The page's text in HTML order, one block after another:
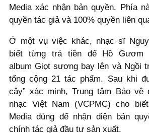
Media xác nhận bản quyền. Phía
quyền tác giả và 100% quyền liên
Ở một vụ việc khác, nhạc sĩ
biết từng trả tiền để Hồ Gươm
album Giọt sương bay lên và Ngồi
tổng cộng 21 tác phẩm. Sau khi
cậy” xác minh, Trung tâm Bảo vệ
nhạc Việt Nam (VCPMC) cho
Media dùng để nhận diện bản
chính tác giả đầu tư sản xuất.